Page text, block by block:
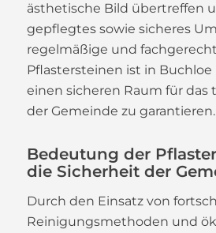
ästhetische Bild übertreffen
gepflegtes sowie sicheres
regelmäßige und
Pflastersteinen ist in Buchloe
einen sicheren Raum für das
der Gemeinde zu garantieren.
Bedeutung der
die Sicherheit der
Durch den Einsatz von
Reinigungsmethoden und